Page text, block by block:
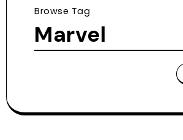
Browse Tag
Marvel